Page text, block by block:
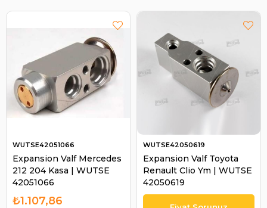
Expansion Valf Mercedes
212 204 Kasa | WUTSE
42051066
WUTSE42051066
₺1.107,86
Expansion Valf Toyota
Renault Clio Ym | WUTSE
42050619
WUTSE42050619